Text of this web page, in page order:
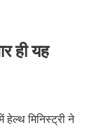
ही यह
मिनिस्ट्री ने